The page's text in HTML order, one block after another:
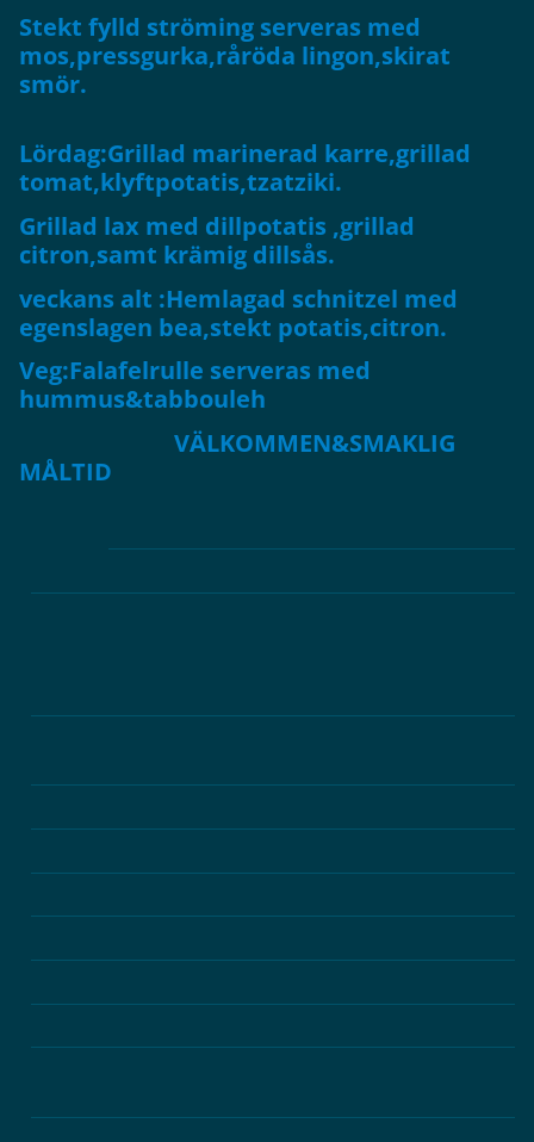
Stekt fylld ströming serveras med
mos,pressgurka,råröda lingon,skirat
smör.
Lördag:Grillad marinerad karre,grillad
tomat,klyftpotatis,tzatziki.
Grillad lax med dillpotatis ,grillad
citron,samt krämig dillsås.
veckans alt :Hemlagad schnitzel med
egenslagen bea,stekt potatis,citron.
Veg:Falafelrulle serveras med
hummus&tabbouleh
VÄLKOMMEN&SMAKLIG
MÅLTID